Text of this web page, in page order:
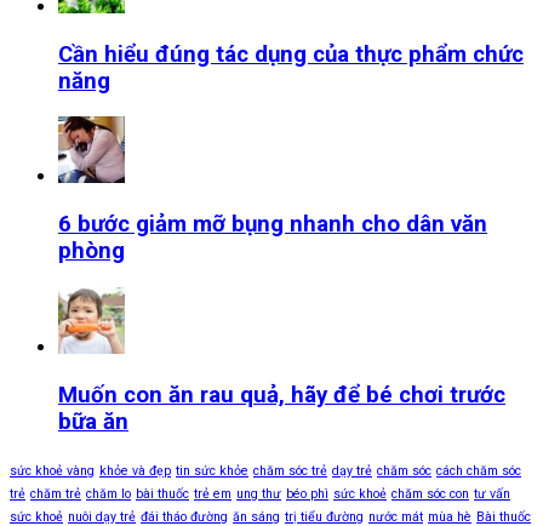
Cần hiểu đúng tác dụng của thực phẩm chức
năng
6 bước giảm mỡ bụng nhanh cho dân văn
phòng
Muốn con ăn rau quả, hãy để bé chơi trước
bữa ăn
sức khoẻ vàng khỏe và đẹp tin sức khỏe chăm sóc trẻ dạy trẻ chăm sóc cách chăm sóc
trẻ chăm trẻ chăm lo bài thuốc trẻ em ung thư béo phì sức khoẻ chăm sóc con tư vấn
sức khoẻ nuôi dạy trẻ đái tháo đường ăn sáng trị tiểu đường nước mát mùa hè Bài thuốc